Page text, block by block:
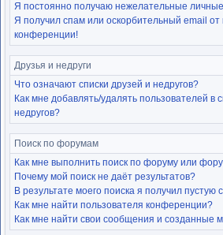
Я постоянно получаю нежелательные
Я получил спам или оскорбительный email от
конференции!
Друзья и недруги
Что означают списки друзей и недругов?
Как мне добавлять/удалять пользователей в
недругов?
Поиск по форумам
Как мне выполнить поиск по форуму или
Почему мой поиск не даёт результатов?
В результате моего поиска я получил пустую
Как мне найти пользователя конференции?
Как мне найти свои сообщения и созданные